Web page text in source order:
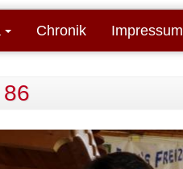
Chronik Impressum